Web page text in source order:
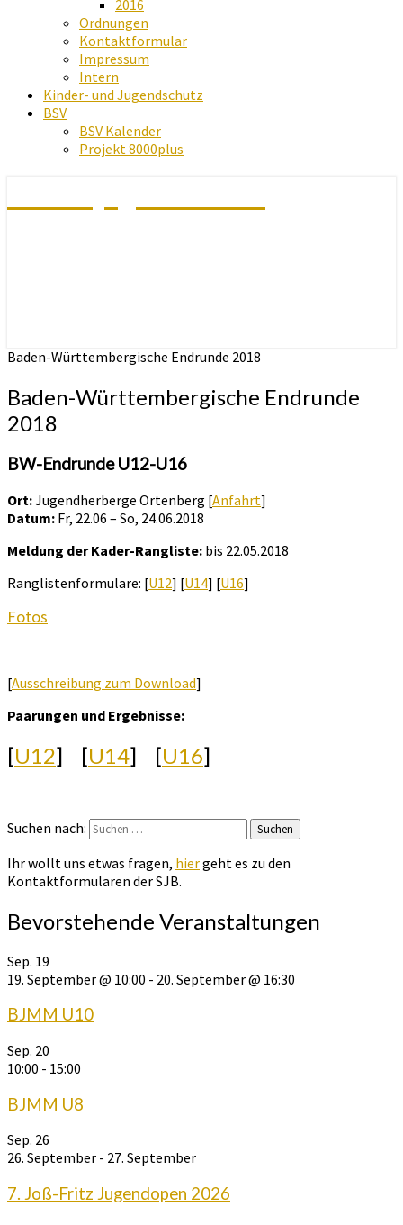
2016
Ordnungen
Kontaktformular
Impressum
Intern
Kinder- und Jugendschutz
BSV
BSV Kalender
Projekt 8000plus
Baden-Württembergische Endrunde 2018
Baden-Württembergische Endrunde
2018
BW-Endrunde U12-U16
Ort:Jugendherberge Ortenberg [Anfahrt]
Datum: Fr, 22.06 – So, 24.06.2018
Meldung der Kader-Rangliste: bis 22.05.2018
Ranglistenformulare: [U12] [U14] [U16]
Fotos
[Ausschreibung zum Download]
Paarungen und Ergebnisse:
[U12] [U14] [U16]
Suchen nach: Suchen
Ihr wollt uns etwas fragen, hiergeht es zu den
Kontaktformularen der SJB.
Bevorstehende Veranstaltungen
Sep. 19
19. September @ 10:00 - 20. September @ 16:30
BJMM U10
Sep. 20
10:00 - 15:00
BJMM U8
Sep. 26
26. September - 27. September
7. Joß-Fritz Jugendopen 2026